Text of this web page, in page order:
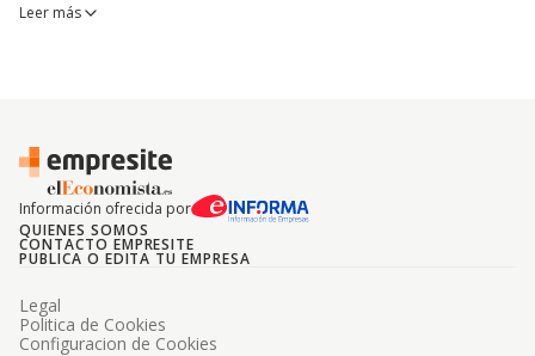
Leer más
Información ofrecida por
QUIENES SOMOS
CONTACTO EMPRESITE
PUBLICA O EDITA TU EMPRESA
Legal
Politica de Cookies
Configuracion de Cookies